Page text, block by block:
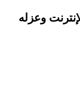
وعزله